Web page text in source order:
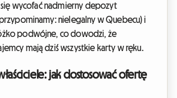
się wycofać nadmierny depozyt
nielegalny w Quebecu) i
podwójne, co dowodzi, że
mają dziś wszystkie karty w ręku.
jak dostosować ofertę